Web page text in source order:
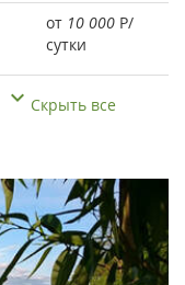
от 10 000 Р/
сутки
Скрыть все